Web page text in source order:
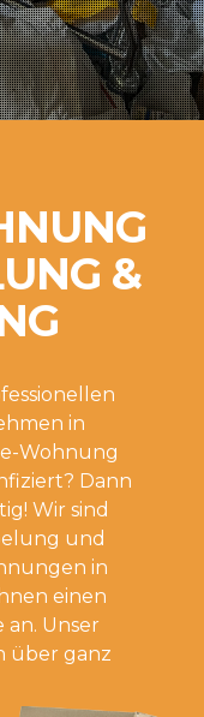
&
in
Wohnung
Dann
Wir sind
und
in
einen
an. Unser
über ganz